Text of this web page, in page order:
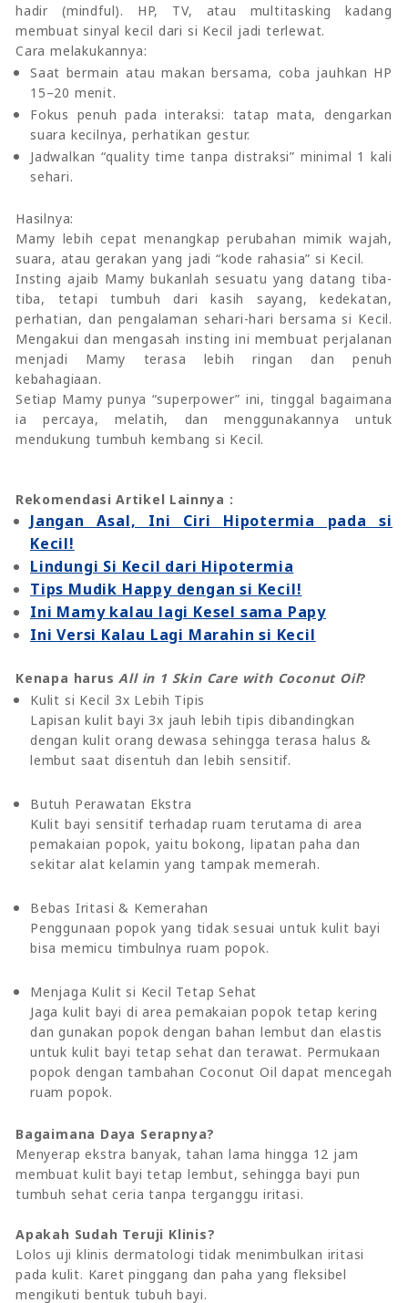
hadir (mindful). HP, TV, atau multitasking kadang
membuat sinyal kecil dari si Kecil jadi terlewat.
Cara melakukannya:
Saat bermain atau makan bersama, coba jauhkan HP
15–20 menit.
Fokus penuh pada interaksi: tatap mata, dengarkan
suara kecilnya, perhatikan gestur.
Jadwalkan “quality time tanpa distraksi” minimal 1 kali
sehari.
Hasilnya:
Mamy lebih cepat menangkap perubahan mimik wajah,
suara, atau gerakan yang jadi “kode rahasia” si Kecil.
Insting ajaib Mamy bukanlah sesuatu yang datang tiba-
tiba, tetapi tumbuh dari kasih sayang, kedekatan,
perhatian, dan pengalaman sehari-hari bersama si Kecil.
Mengakui dan mengasah insting ini membuat perjalanan
menjadi Mamy terasa lebih ringan dan penuh
kebahagiaan.
Setiap Mamy punya “superpower” ini, tinggal bagaimana
ia percaya, melatih, dan menggunakannya untuk
mendukung tumbuh kembang si Kecil.
Rekomendasi Artikel Lainnya :
Jangan Asal, Ini Ciri Hipotermia pada si
Kecil!
Lindungi Si Kecil dari Hipotermia
Tips Mudik Happy dengan si Kecil!
Ini Mamy kalau lagi Kesel sama Papy
Ini Versi Kalau Lagi Marahin si Kecil
Kenapa harus All in 1 Skin Care with Coconut Oil?
Kulit si Kecil 3x Lebih Tipis
Lapisan kulit bayi 3x jauh lebih tipis dibandingkan
dengan kulit orang dewasa sehingga terasa halus &
lembut saat disentuh dan lebih sensitif.
Butuh Perawatan Ekstra
Kulit bayi sensitif terhadap ruam terutama di area
pemakaian popok, yaitu bokong, lipatan paha dan
sekitar alat kelamin yang tampak memerah.
Bebas Iritasi & Kemerahan
Penggunaan popok yang tidak sesuai untuk kulit bayi
bisa memicu timbulnya ruam popok.
Menjaga Kulit si Kecil Tetap Sehat
Jaga kulit bayi di area pemakaian popok tetap kering
dan gunakan popok dengan bahan lembut dan elastis
untuk kulit bayi tetap sehat dan terawat. Permukaan
popok dengan tambahan Coconut Oil dapat mencegah
ruam popok.
Bagaimana Daya Serapnya?
Menyerap ekstra banyak, tahan lama hingga 12 jam
membuat kulit bayi tetap lembut, sehingga bayi pun
tumbuh sehat ceria tanpa terganggu iritasi.
Apakah Sudah Teruji Klinis?
Lolos uji klinis dermatologi tidak menimbulkan iritasi
pada kulit. Karet pinggang dan paha yang fleksibel
mengikuti bentuk tubuh bayi.